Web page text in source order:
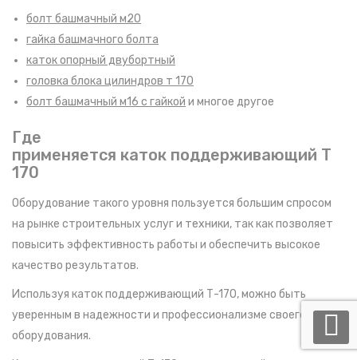
болт башмачный м20
гайка башмачного болта
каток опорный двубортный
головка блока цилиндров т 170
болт башмачный м16 с гайкой и многое другое
Где
применяется каток поддерживающий Т
170
Оборудование такого уровня пользуется большим спросом
на рынке строительных услуг и техники, так как позволяет
повысить эффективность работы и обеспечить высокое
качество результатов.
Используя каток поддерживающий Т-170, можно быть
уверенным в надежности и профессионализме своего
оборудования.